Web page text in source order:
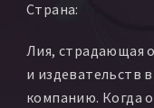
Страна:
Лия, страдающая
и издевательств
компанию. Когда